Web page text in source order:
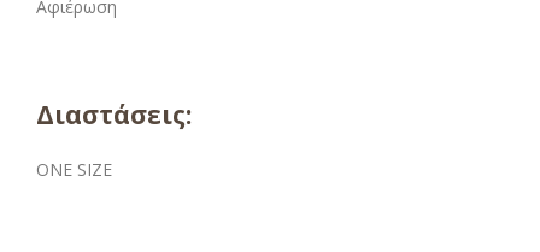
Διαστάσεις:
ONE SIZE